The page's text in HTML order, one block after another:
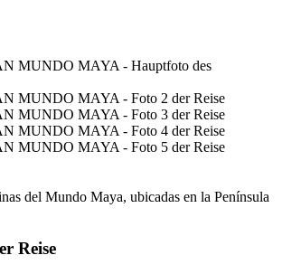
del Mundo Maya, ubicadas en la Península
Reise